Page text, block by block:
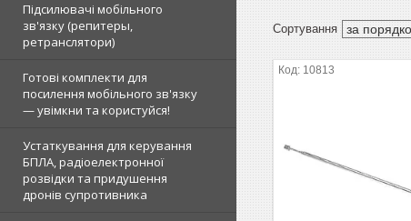
Підсилювачі мобільного
зв'язку (репитеры,
ретранслятори)
Готові комплекти для
посилення мобільного зв'язку
— увімкни та користуйся!
Устаткування для керування
БПЛА, радіоелектронної
розвідки та придушення
дронів супротивника
10813